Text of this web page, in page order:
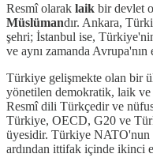
Resmî olarak laik bir devlet
Müslümandır. Ankara,
şehri; İstanbul ise,
ve aynı zamanda Avrupa'nın
Türkiye gelişmekte olan bir
yönetilen demokratik, laik
Resmî dili Türkçedir ve
Türkiye, OECD, G20 ve
üyesidir. Türkiye
ardından ittifak içinde ikinci